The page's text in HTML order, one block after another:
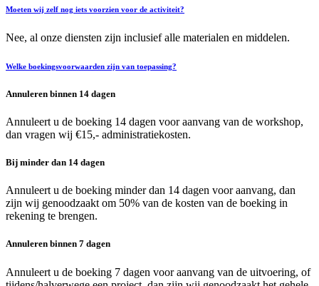
Moeten wij zelf nog iets voorzien voor de activiteit?
Nee, al onze diensten zijn inclusief alle materialen en middelen.
Welke boekingsvoorwaarden zijn van toepassing?
Annuleren binnen 14 dagen
Annuleert u de boeking 14 dagen voor aanvang van de workshop,
dan vragen wij €15,- administratiekosten.
Bij minder dan 14 dagen
Annuleert u de boeking minder dan 14 dagen voor aanvang, dan
zijn wij genoodzaakt om 50% van de kosten van de boeking in
rekening te brengen.
Annuleren binnen 7 dagen
Annuleert u de boeking 7 dagen voor aanvang van de uitvoering, of